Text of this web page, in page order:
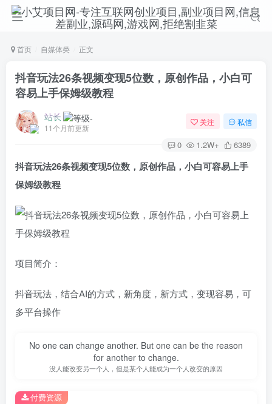
首页 自媒体类 正文
抖音玩法26条视频变现5位数，原创作品，小白可
容易上手保姆级教程
站长
11个月前更新
关注 私信
0 1.2W+ 6389
抖音玩法26条视频变现5位数，原创作品，小白可容易上手
保姆级教程
项目简介：
抖音玩法，结合AI的方式，新角度，新方式，变现容易，可
多平台操作
No one can change another. But one can be the reason
for another to change.
没人能改变另一个人，但是某个人能成为一个人改变的原因
付费资源